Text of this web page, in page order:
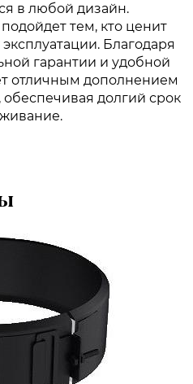
в любой дизайн.
тем, кто ценит
Благодаря
гарантии и удобной
отличным дополнением
долгий срок